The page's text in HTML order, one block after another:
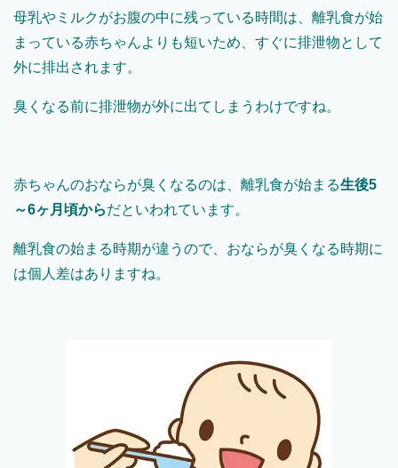
母乳やミルクがお腹の中に残っている時間は、離乳食が始
まっている赤ちゃんよりも短いため、すぐに排泄物として
外に排出されます。
臭くなる前に排泄物が外に出てしまうわけですね。
赤ちゃんのおならが臭くなるのは、離乳食が始まる生後5
～6ヶ月頃からだといわれています。
離乳食の始まる時期が違うので、おならが臭くなる時期に
は個人差はありますね。